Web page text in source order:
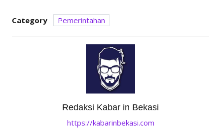
Category Pemerintahan
Redaksi Kabar in Bekasi
https://kabarinbekasi.com